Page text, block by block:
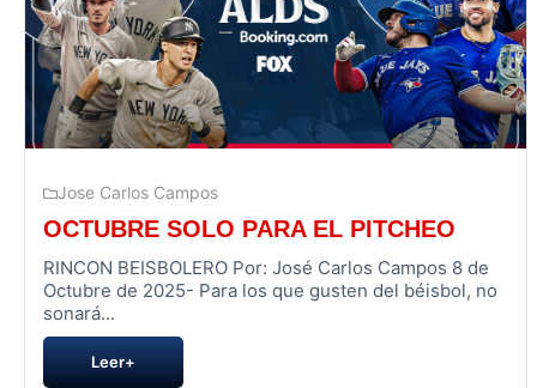
Jose Carlos Campos
OCTUBRE SOLO PARA EL PITCHEO
RINCON BEISBOLERO Por: José Carlos Campos 8 de
Octubre de 2025- Para los que gusten del béisbol, no
sonará...
Leer+